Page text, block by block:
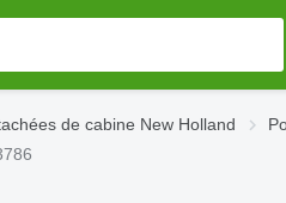
de cabine New Holland